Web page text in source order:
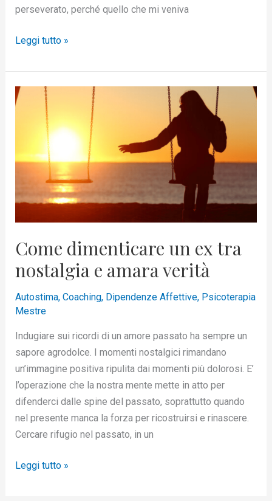
perseverato, perché quello che mi veniva
Leggi tutto »
Come dimenticare un ex tra
nostalgia e amara verità
Autostima, Coaching, Dipendenze Affettive, Psicoterapia
Mestre
Indugiare sui ricordi di un amore passato ha sempre un
sapore agrodolce. I momenti nostalgici rimandano
un’immagine positiva ripulita dai momenti più dolorosi. E’
l’operazione che la nostra mente mette in atto per
difenderci dalle spine del passato, soprattutto quando
nel presente manca la forza per ricostruirsi e rinascere.
Cercare rifugio nel passato, in un
Come
dimenticare
tra
nostalgia
verità
Leggi tutto »